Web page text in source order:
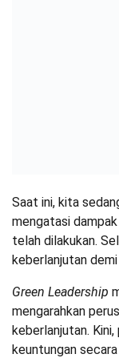
Saat ini, kita
mengatasi
telah dilakukan.
keberlanjutan
Green Leadership
mengarahkan
keberlanjutan.
keuntungan